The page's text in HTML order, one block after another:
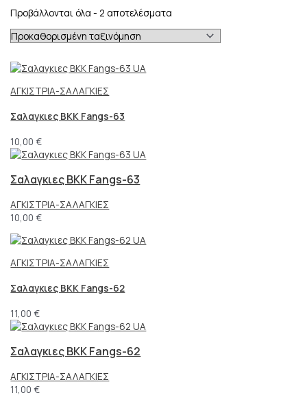
Προβάλλονται όλα - 2 αποτελέσματα
ΑΓΚΙΣΤΡΙΑ-ΣΑΛΑΓΚΙΕΣ
Σαλαγκιες BKK Fangs-63
10,00€
Σαλαγκιες BKK Fangs-63
ΑΓΚΙΣΤΡΙΑ-ΣΑΛΑΓΚΙΕΣ
10,00€
ΑΓΚΙΣΤΡΙΑ-ΣΑΛΑΓΚΙΕΣ
Σαλαγκιες BKK Fangs-62
11,00€
Σαλαγκιες BKK Fangs-62
ΑΓΚΙΣΤΡΙΑ-ΣΑΛΑΓΚΙΕΣ
11,00€